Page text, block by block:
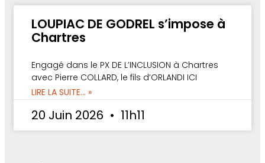
LOUPIAC DE GODREL s’impose à
Chartres
Engagé dans le PX DE L’INCLUSION à Chartres
avec Pierre COLLARD, le fils d’ORLANDI ICI
LIRE LA SUITE... »
20 Juin 2026 11h11